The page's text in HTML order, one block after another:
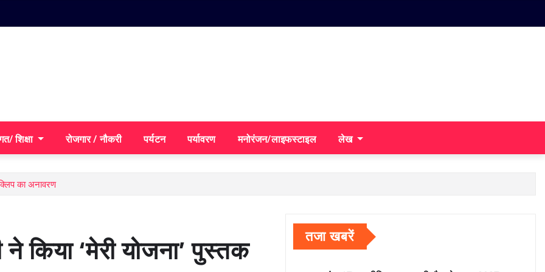
शिक्षा रोजगार / नौकरी पर्यटन पर्यावरण मनोरंजन/लाइफस्टाइल लेख
का अनावरण
किया ‘मेरी योजना’ पुस्तक तजा खबरें